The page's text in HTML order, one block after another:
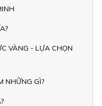
VÀNG - LỰA CHỌN
NHỮNG GÌ?